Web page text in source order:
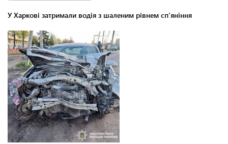
У Харкові затримали водія з шаленим рівнем сп'яніння